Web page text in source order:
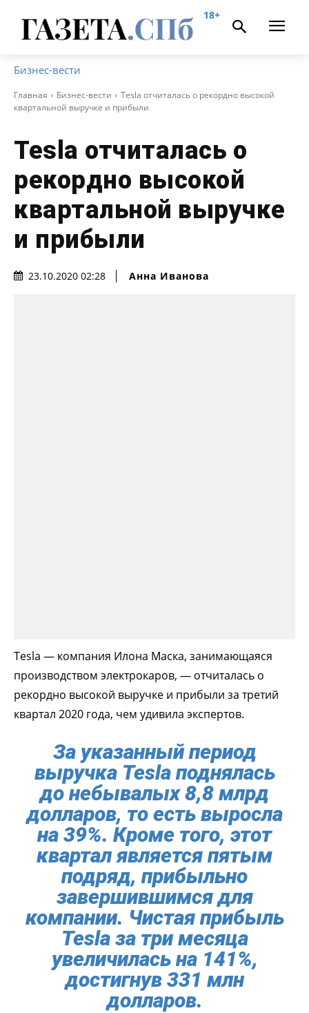
18+
Бизнес-вести
Главная Бизнес-вести
Tesla отчиталась о рекордно высокой
квартальной выручке и прибыли
Tesla отчиталась о
рекордно высокой
квартальной выручке
и прибыли
23.10.2020 02:28 Анна Иванова
Tesla — компания Илона Маска, занимающаяся
производством электрокаров, — отчиталась о
рекордно высокой выручке и прибыли за третий
квартал 2020 года, чем удивила экспертов.
За указанный период
выручка Tesla поднялась
до небывалых 8,8 млрд
долларов, то есть выросла
на 39%. Кроме того, этот
квартал является пятым
подряд, прибыльно
завершившимся для
компании. Чистая прибыль
Tesla за три месяца
увеличилась на 141%,
достигнув 331 млн
долларов.